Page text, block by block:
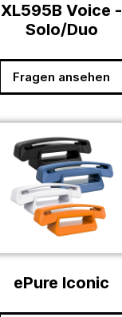
XL595B Voice -
Solo/Duo
Fragen ansehen
ePure Iconic